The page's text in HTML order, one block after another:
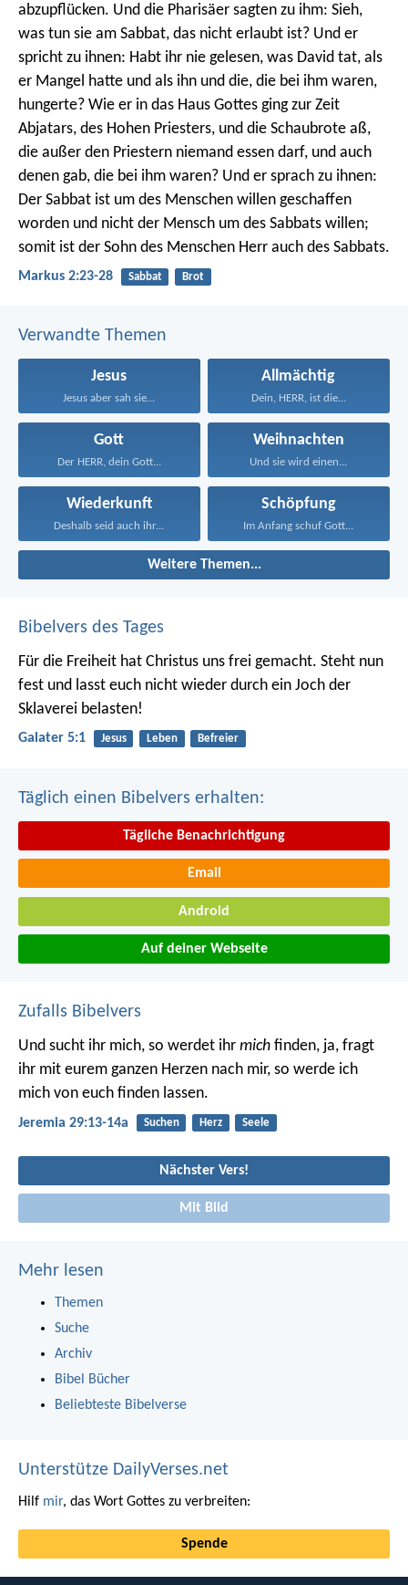
abzupflücken. Und die Pharisäer sagten zu ihm: Sieh,
was tun sie am Sabbat, das nicht erlaubt ist? Und er
spricht zu ihnen: Habt ihr nie gelesen, was David tat, als
er Mangel hatte und als ihn und die, die bei ihm waren,
hungerte? Wie er in das Haus Gottes ging zur Zeit
Abjatars, des Hohen Priesters, und die Schaubrote aß,
die außer den Priestern niemand essen darf, und auch
denen gab, die bei ihm waren? Und er sprach zu ihnen:
Der Sabbat ist um des Menschen willen geschaffen
worden und nicht der Mensch um des Sabbats willen;
somit ist der Sohn des Menschen Herr auch des Sabbats.
Markus 2:23-28 Sabbat Brot
Verwandte Themen
Jesus
Jesus aber sah sie...
Allmächtig
Dein, HERR, ist die...
Gott
Der HERR, dein Gott...
Weihnachten
Und sie wird einen...
Wiederkunft
Deshalb seid auch ihr...
Schöpfung
Im Anfang schuf Gott...
Weitere Themen...
Bibelvers des Tages
Für die Freiheit hat Christus uns frei gemacht. Steht nun
fest und lasst euch nicht wieder durch ein Joch der
Sklaverei belasten!
Galater 5:1 Jesus Leben Befreier
Täglich einen Bibelvers erhalten:
Tägliche Benachrichtigung
Email
Android
Auf deiner Webseite
Zufalls Bibelvers
Und sucht ihr mich, so werdet ihr mich finden, ja, fragt
ihr mit eurem ganzen Herzen nach mir, so werde ich
mich von euch finden lassen.
Jeremia 29:13-14a Suchen Herz Seele
Nächster Vers!
Mit Bild
Mehr lesen
Themen
Suche
Archiv
Bibel Bücher
Beliebteste Bibelverse
Unterstütze DailyVerses.net
Hilf mir, das Wort Gottes zu verbreiten:
Spende